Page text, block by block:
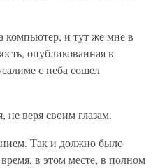
компьютер, и тут же мне в
опубликованная в
с неба сошел
веря своим глазам.
Так и должно было
в этом месте, в полном